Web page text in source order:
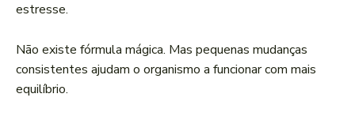
estresse.
Não existe fórmula mágica. Mas pequenas mudanças
consistentes ajudam o organismo a funcionar com mais
equilíbrio.